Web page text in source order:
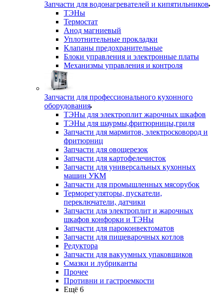
Запчасти для водонагревателей и кипятильников
ТЭНы
Термостат
Анод магниевый
Уплотнительные прокладки
Клапаны предохранительные
Блоки управления и электронные платы
Механизмы управления и контроля
Запчасти для профессионального кухонного
оборудования
ТЭНы для электроплит жарочных шкафов
ТЭНы для шаурмы,фритюрницы,гриля
Запчасти для мармитов, электросковород и
фритюрниц
Запчасти для овощерезок
Запчасти для картофелечисток
Запчасти для универсальных кухонных
машин УКМ
Запчасти для промышленных мясорубок
Терморегуляторы, пускатели,
переключатели, датчики
Запчасти для электроплит и жарочных
шкафов конфорки и ТЭНы
Запчасти для пароконвектоматов
Запчасти для пищеварочных котлов
Редуктора
Запчасти для вакуумных упаковщиков
Смазки и лубриканты
Прочее
Противни и гастроемкости
Ещё 6